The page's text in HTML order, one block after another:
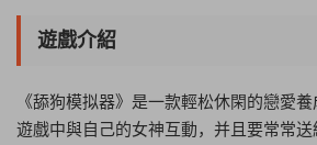
遊戲介紹
《舔狗模拟器》是一款輕松休閑的戀愛
遊戲中與自己的女神互動，并且要常常送